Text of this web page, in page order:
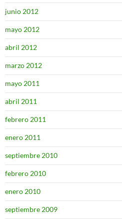
junio 2012
mayo 2012
abril 2012
marzo 2012
mayo 2011
abril 2011
febrero 2011
enero 2011
septiembre 2010
febrero 2010
enero 2010
septiembre 2009